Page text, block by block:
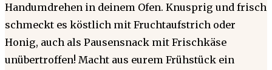
Handumdrehen in deinem Ofen. Knusprig und frisch
schmeckt es köstlich mit Fruchtaufstrich oder
Honig, auch als Pausensnack mit Frischkäse
unübertroffen! Macht aus eurem Frühstück ein